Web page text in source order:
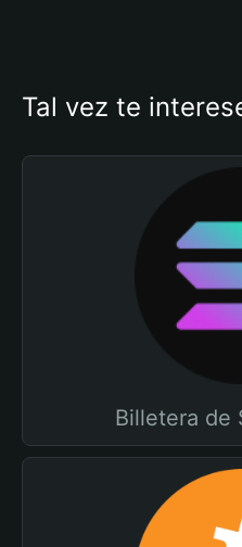
Tal vez te
Billetera de